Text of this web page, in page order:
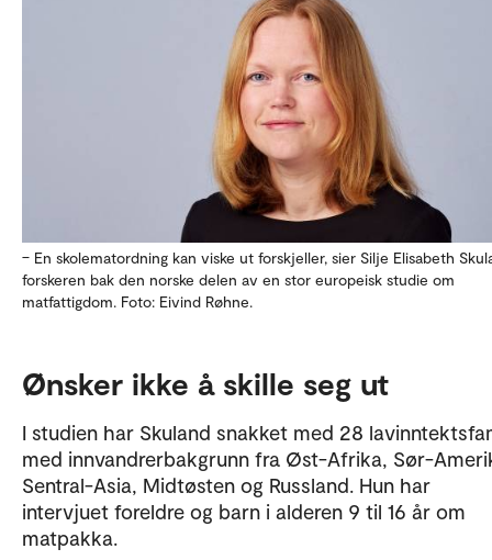
utvikle og formidle kunnskap om hvordan forbruk kan fremme og hemme
samfunnsdeltakelse og sosial inkludering av sårbare grupper via økt
tilgang til og bruk av markedsplasser, varer og tjenester.
– En skolematordning kan viske ut forskjeller, sier Silje Elisabeth
forskeren bak den norske delen av en stor europeisk studie om
matfattigdom. Foto: Eivind Røhne.
Ønsker ikke å skille seg ut
I studien har Skuland snakket med 28
med innvandrerbakgrunn fra Øst-Afrika, Sør-
Sentral-Asia, Midtøsten og Russland. Hun har
intervjuet foreldre og barn i alderen 9 til 16 år om
matpakka.